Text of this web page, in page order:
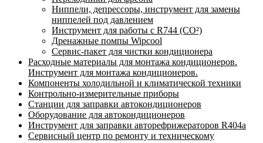
Ниппели, депрессоры, инструмент для замены
ниппелей под давлением
Инструмент для работы с R744 (CO²)
Дренажные помпы Wipcool
Сервис-пакет для чистки кондиционера
Расходные материалы для монтажа кондиционеров.
Инструмент для монтажа кондиционеров.
Компоненты холодильной и климатической техники
Контрольно-измерительные приборы
Станции для заправки автокондиционеров
Оборудование для автокондиционеров
Инструмент для заправки авторефрижераторов R404a
Сервисный центр по ремонту и техническому